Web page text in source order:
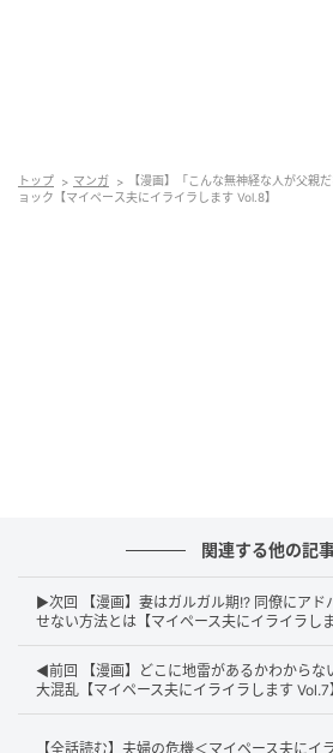
エキサイトニュース
トップ マンガ
【漫画】「こんな無神経な人が父親
ョック【マイペース夫にイライラします Vol.8】
関連する他の記
▶次回 【漫画】妻はガルガル期!? 同僚にアド
せない方法とは【マイペース夫にイライラしま
◀前回 【漫画】どこに地雷があるかわからな
大混乱【マイペース夫にイライラします Vol.7
【全話読む】夫婦の危機＜マイペース夫にイ